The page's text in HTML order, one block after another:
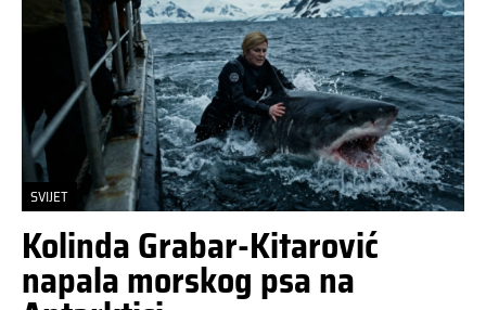
SVIJET
Kolinda Grabar-Kitarović
napala morskog psa na